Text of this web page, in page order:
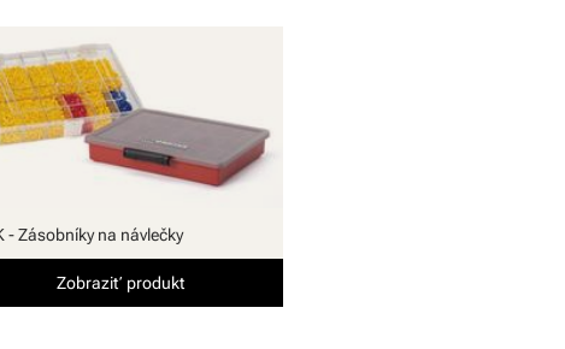
- Zásobníky na návlečky
Zobraziť produkt